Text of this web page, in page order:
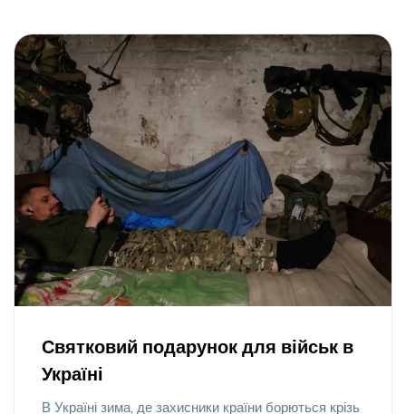
Святковий подарунок для військ в
Україні
В Україні зима, де захисники країни борються крізь